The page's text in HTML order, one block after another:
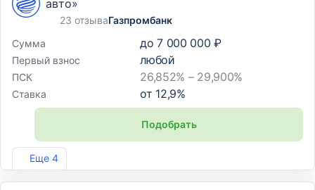
Еще 4
авто»
23 отзываГазпромбанк
Сумма
до 7 000 000 ₽
Первый взнос любой
ПСК 26,852% – 29,900%
Ставка от 12,9%
Подобрать
Лиц. №354